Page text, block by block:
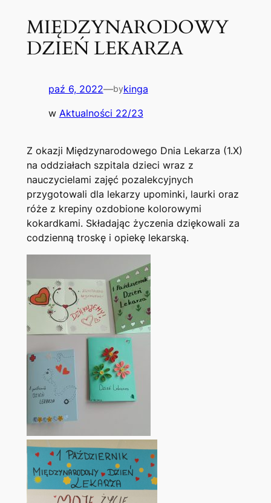
MIĘDZYNARODOWY
DZIEŃ LEKARZA
paź 6, 2022—bykinga
w Aktualności 22/23
Z okazji Międzynarodowego Dnia Lekarza (1.X)
na oddziałach szpitala dzieci wraz z
nauczycielami zajęć pozalekcyjnych
przygotowali dla lekarzy upominki, laurki oraz
róże z krepiny ozdobione kolorowymi
kokardkami. Składając życzenia dziękowali za
codzienną troskę i opiekę lekarską.